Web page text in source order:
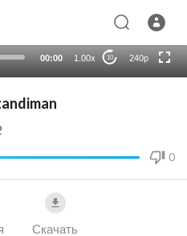
00:00 1.00x 10 240p
720p
0
Скачать